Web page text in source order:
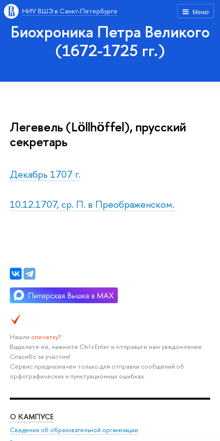
Меню
НИУ ВШЭ в Санкт-Петербурге
Биохроника Петра Великого
(1672-1725 гг.)
Легевель (Lӧllhӧffel), прусский
секретарь
Декабрь 1707 г.
10.12.1707, ср. П. в Преображенском.
Нашли опечатку?
Выделите её, нажмите Ctrl+Enter и отправьте нам уведомление.
Спасибо за участие!
Сервис предназначен только для отправки сообщений об
орфографических и пунктуационных ошибках.
О КАМПУСЕ
Сведения об образовательной организации